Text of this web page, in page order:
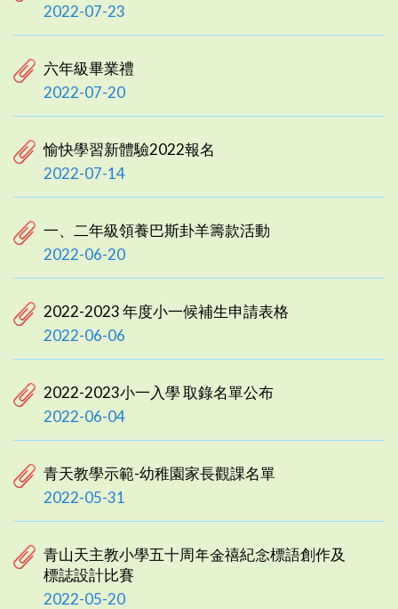
2022-07-23
六年級畢業禮
2022-07-20
愉快學習新體驗2022報名
2022-07-14
一、二年級領養巴斯卦羊籌款活動
2022-06-20
2022-2023 年度小一候補生申請表格
2022-06-06
2022-2023小一入學 取錄名單公布
2022-06-04
青天教學示範-幼稚園家長觀課名單
2022-05-31
青山天主教小學五十周年金禧紀念標語創作及
標誌設計比賽
2022-05-20